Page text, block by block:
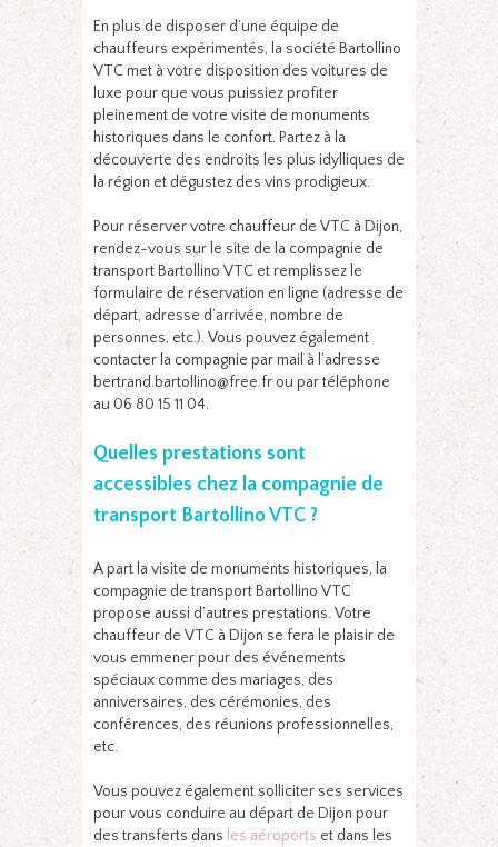
En plus de disposer d’une équipe de
chauffeurs expérimentés, la société Bartollino
VTC met à votre disposition des voitures de
luxe pour que vous puissiez profiter
pleinement de votre visite de monuments
historiques dans le confort. Partez à la
découverte des endroits les plus idylliques de
la région et dégustez des vins prodigieux.
Pour réserver votre chauffeur de VTC à Dijon,
rendez-vous sur le site de la compagnie de
transport Bartollino VTC et remplissez le
formulaire de réservation en ligne (adresse de
départ, adresse d’arrivée, nombre de
personnes, etc.). Vous pouvez également
contacter la compagnie par mail à l’adresse
bertrand.bartollino@free.fr ou par téléphone
au 06 80 15 11 04.
Quelles prestations sont
accessibles chez la compagnie de
transport Bartollino VTC ?
A part la visite de monuments historiques, la
compagnie de transport Bartollino VTC
propose aussi d’autres prestations. Votre
chauffeur de VTC à Dijon se fera le plaisir de
vous emmener pour des événements
spéciaux comme des mariages, des
anniversaires, des cérémonies, des
conférences, des réunions professionnelles,
etc.
Vous pouvez également solliciter ses services
pour vous conduire au départ de Dijon pour
des transferts dans les aéroports et dans les